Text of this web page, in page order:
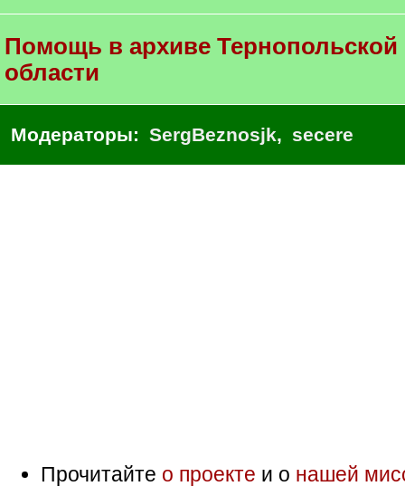
Помощь в архиве Тернопольской
области
Модераторы: SergBeznosjk, secere
Прочитайте о проекте и о нашей